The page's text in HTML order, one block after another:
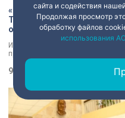
«Есть хочу!»: история Анны
Трусовой, пережившей
оккупацию и потерю
близких в 12 лет
История каждого человека,
прошедшего войну, –
напоминание о цене победы.
Сколько испытаний выпало на
тыла, солдат, женщин и, конечно
же, детей. Три года скитаний,
потеря близких, голод – в 12 лет
она осталась совершенно одна.
9 августа 2026
сайта и содействия
Продолжая просмотр
обработку файлов
использования